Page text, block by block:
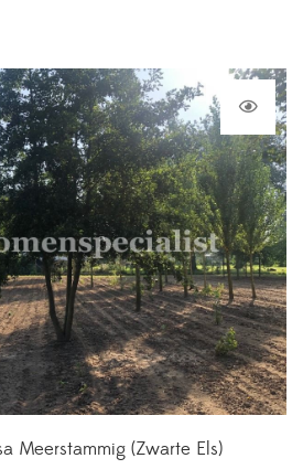
Meerstammig (Zwarte Els)